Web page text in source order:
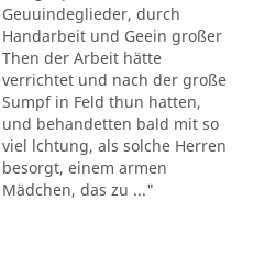
Geuuindeglieder, durch
Handarbeit und Geein großer
Then der Arbeit hätte
verrichtet und nach der große
Sumpf in Feld thun hatten,
und behandetten bald mit so
viel lchtung, als solche Herren
besorgt, einem armen
Mädchen, das zu ..."